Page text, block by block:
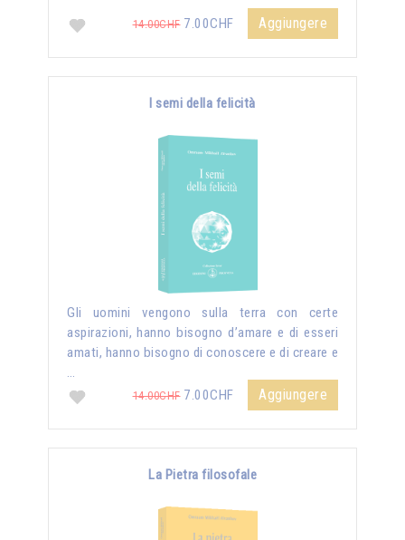
14.00CHF7.00CHF Aggiungere
I semi della felicità
Gli uomini vengono sulla terra con certe
aspirazioni, hanno bisogno d’amare e di esseri
amati, hanno bisogno di conoscere e di creare e
…
14.00CHF7.00CHF Aggiungere
La Pietra filosofale